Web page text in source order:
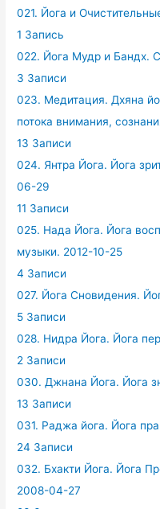
021. Йога и
1 Запись
022. Йога Мудр и Бандх.
3 Записи
023. Медитация. Дхяна
потока внимания,
13 Записи
024. Янтра Йога. Йога
06-29
11 Записи
025. Нада Йога. Йога
музыки. 2012-10-25
4 Записи
027. Йога Сновидения.
5 Записи
028. Нидра Йога. Йога
2 Записи
030. Джнана Йога. Йога
13 Записи
031. Раджа йога. Йога
24 Записи
032. Бхакти Йога. Йога
2008-04-27